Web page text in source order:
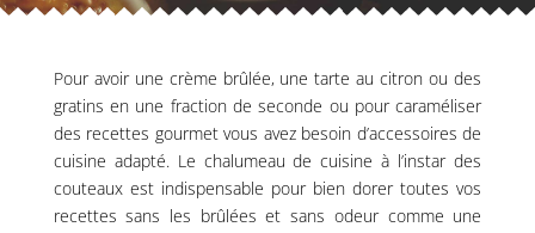
Pour avoir une crème brûlée, une tarte au citron ou des
gratins en une fraction de seconde ou pour caraméliser
des recettes gourmet vous avez besoin d’accessoires de
cuisine adapté. Le chalumeau de cuisine à l’instar des
couteaux est indispensable pour bien dorer toutes vos
recettes sans les brûlées et sans odeur comme une